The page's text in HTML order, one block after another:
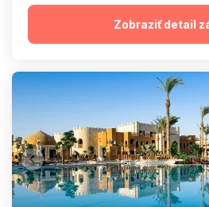
Zobraziť detail